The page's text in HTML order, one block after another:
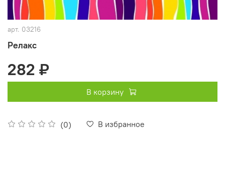
арт. 03216
Релакс
(0) В избранное
282 ₽
В корзину